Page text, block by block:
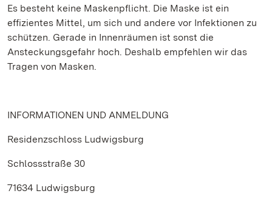
Es besteht keine Maskenpflicht. Die Maske ist ein
effizientes Mittel, um sich und andere vor Infektionen zu
schützen. Gerade in Innenräumen ist sonst die
Ansteckungsgefahr hoch. Deshalb empfehlen wir das
Tragen von Masken.
INFORMATIONEN UND ANMELDUNG
Residenzschloss Ludwigsburg
Schlossstraße 30
71634 Ludwigsburg